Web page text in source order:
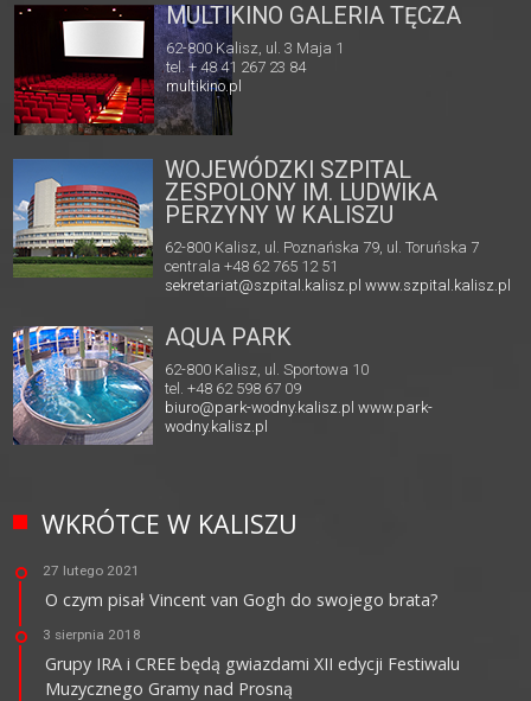
MULTIKINO GALERIA TĘCZA
62-800 Kalisz, ul. 3 Maja 1
tel. + 48 41 267 23 84
multikino.pl
WOJEWÓDZKI SZPITAL
ZESPOLONY IM. LUDWIKA
PERZYNY W KALISZU
62-800 Kalisz, ul. Poznańska 79, ul. Toruńska 7
centrala +48 62 765 12 51
sekretariat@szpital.kalisz.pl www.szpital.kalisz.pl
AQUA PARK
62-800 Kalisz, ul. Sportowa 10
tel. +48 62 598 67 09
biuro@park-wodny.kalisz.pl www.park-
wodny.kalisz.pl
WKRÓTCE W KALISZU
27 lutego 2021
O czym pisał Vincent van Gogh do swojego brata?
3 sierpnia 2018
Grupy IRA i CREE będą gwiazdami XII edycji Festiwalu
Muzycznego Gramy nad Prosną